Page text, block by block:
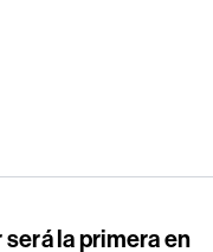
la primera en